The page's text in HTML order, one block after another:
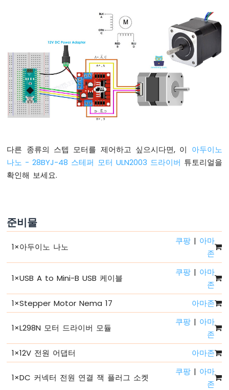
하
세
요
세
상
아
두
나
노
코
아
두
노
나
시
리
얼
모
터
아
이
다른 종류의 스텝 모터를 제어하고 싶으시다면, 이 아두이노
나노 - 28BYJ-48 스테퍼 모터 ULN2003 드라이버 튜토리얼을
확인해 보세요.
준비물
1×아두이노 나노
쿠팡 | 아마
존
1×USB A to Mini-B USB 케이블
쿠팡 | 아마
존
1×Stepper Motor Nema 17 아마존
1×L298N 모터 드라이버 모듈
쿠팡 | 아마
존
1×12V 전원 어댑터 아마존
1×DC 커넥터 전원 연결 잭 플러그 소켓
쿠팡 | 아마
존